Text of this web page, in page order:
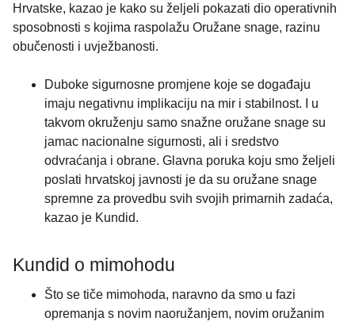
Hrvatske, kazao je kako su željeli pokazati dio operativnih
sposobnosti s kojima raspolažu Oružane snage, razinu
obučenosti i uvježbanosti.
Duboke sigurnosne promjene koje se događaju
imaju negativnu implikaciju na mir i stabilnost. I u
takvom okruženju samo snažne oružane snage su
jamac nacionalne sigurnosti, ali i sredstvo
odvraćanja i obrane. Glavna poruka koju smo željeli
poslati hrvatskoj javnosti je da su oružane snage
spremne za provedbu svih svojih primarnih zadaća,
kazao je Kundid.
Kundid o mimohodu
Što se tiče mimohoda, naravno da smo u fazi
opremanja s novim naoružanjem, novim oružanim